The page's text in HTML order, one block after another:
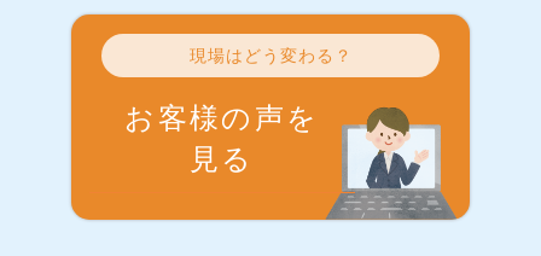
現場はどう変わる？
お客様の声を
見る